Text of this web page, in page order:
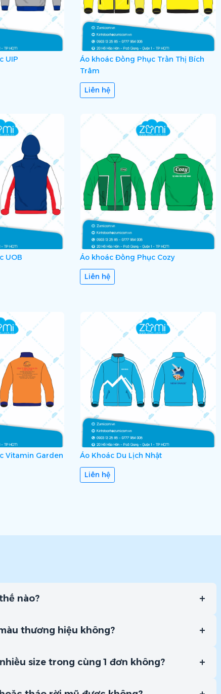
UIP
Áo khoác Đồng Phục Trần Thị Bích
Trâm
Liên hệ
UOB Áo khoác Đồng Phục Cozy
Liên hệ
Vitamin Garden Áo Khoác Du Lịch Nhật
Liên hệ
nào? +
thương hiệu không? +
size trong cùng 1 đơn không? +